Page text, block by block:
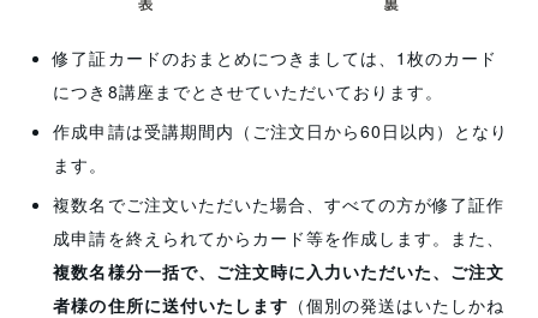
修了証カードのおまとめにつきましては、1枚のカード
につき8講座までとさせていただいております。
作成申請は受講期間内（ご注文日から60日以内）となり
ます。
複数名でご注文いただいた場合、すべての方が修了証作
成申請を終えられてからカード等を作成します。また、
複数名様分一括で、ご注文時に入力いただいた、ご注文
者様の住所に送付いたします （個別の発送はいたしかね